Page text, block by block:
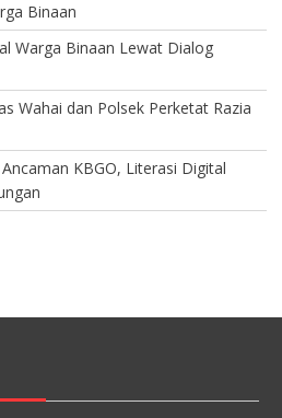
Binaan
Warga Binaan Lewat Dialog
Wahai dan Polsek Perketat Razia
KBGO, Literasi Digital